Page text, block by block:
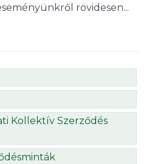
rövidesen...
Kollektív Szerződés